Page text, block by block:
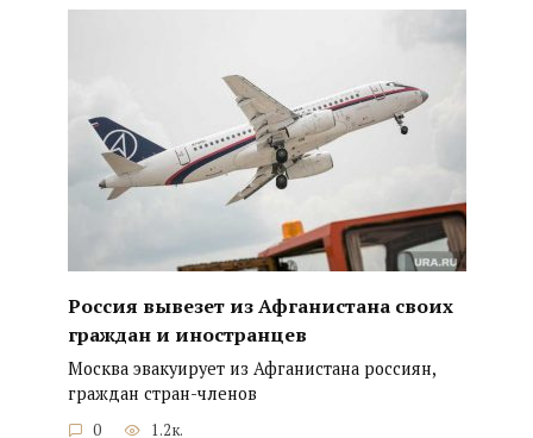
Россия вывезет из Афганистана своих
граждан и иностранцев
Москва эвакуирует из Афганистана россиян,
граждан стран-членов
0 1.2к.